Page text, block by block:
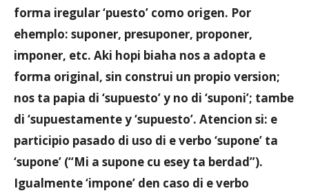
forma iregular ‘puesto’ como origen. Por
ehemplo: suponer, presuponer, proponer,
imponer, etc. Aki hopi biaha nos a adopta e
forma original, sin construi un propio version;
nos ta papia di ‘supuesto’ y no di ‘suponi’; tambe
di ‘supuestamente y ‘supuesto’. Atencion si: e
participio pasado di uso di e verbo ‘supone’ ta
‘supone’ (“Mi a supone cu esey ta berdad”).
Igualmente ‘impone’ den caso di e verbo